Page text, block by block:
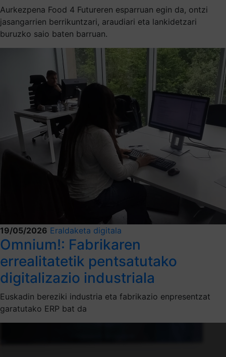
Aurkezpena Food 4 Futureren esparruan egin da, ontzi
jasangarrien berrikuntzari, araudiari eta lankidetzari
buruzko saio baten barruan.
19/05/2026 Eraldaketa digitala
Omnium!: Fabrikaren
errealitatetik pentsatutako
digitalizazio industriala
Euskadin bereziki industria eta fabrikazio enpresentzat
garatutako ERP bat da